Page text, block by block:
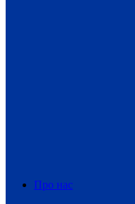
Про нас